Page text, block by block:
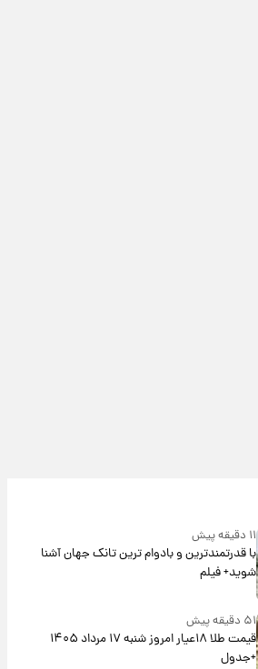
۱۱ دقیقه پیش
با قدرتمندترین و بادوام ترین تانک جهان آشنا
شوید+ فیلم
۵۱ دقیقه پیش
قیمت طلا ۱۸عیار امروز شنبه ۱۷ مرداد ۱۴۰۵
+جدول